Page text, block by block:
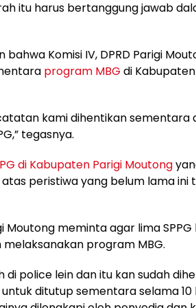
itu harus bertanggung jawab
Komisi IV, DPRD Parigi
program MBG di
kami dihentikan sementara
tegasnya.
di Kabupaten Parigi Moutong
peristiwa yang belum lama ini
Moutong meminta agar lima SPPG
program MBG.
di police lein dan itu kan sudah
ditutup sementara selama